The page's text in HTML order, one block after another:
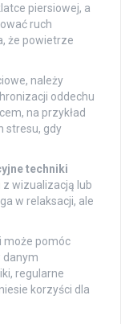
piersiowej, a
ruch
że powietrze
należy
oddechu
na przykład
stresu, gdy
techniki
z wizualizacją lub
w relaksacji, ale
może pomóc
danym
regularne
korzyści dla